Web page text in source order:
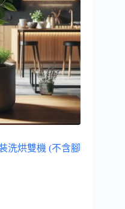
洗烘雙機 (不含腳